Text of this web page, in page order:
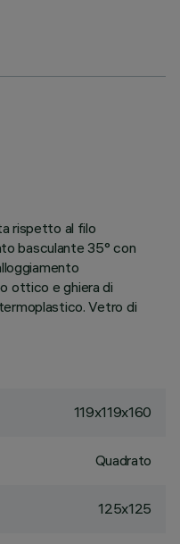
rispetto al filo
basculante 35° con
ottico e ghiera di
Vetro di
119x119x160
Quadrato
125x125